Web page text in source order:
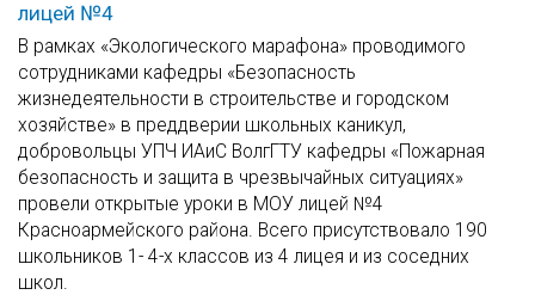
лицей №4
В рамках «Экологического марафона» проводимого
сотрудниками кафедры «Безопасность
жизнедеятельности в строительстве и городском
хозяйстве» в преддверии школьных каникул,
добровольцы УПЧ ИАиС ВолгГТУ кафедры «Пожарная
безопасность и защита в чрезвычайных ситуациях»
провели открытые уроки в МОУ лицей №4
Красноармейского района. Всего присутствовало 190
школьников 1- 4-х классов из 4 лицея и из соседних
школ.